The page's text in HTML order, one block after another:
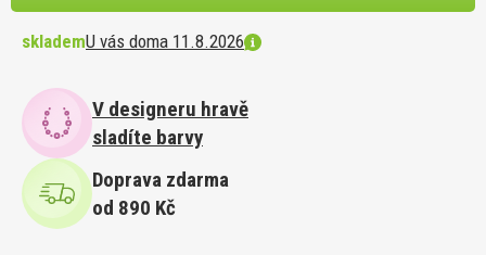
sklademU vás doma 11.8.2026
V designeru hravě
sladíte barvy
Doprava zdarma
od 890 Kč